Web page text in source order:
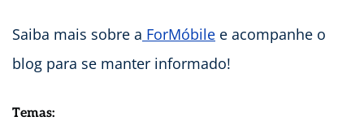
Saiba mais sobre a ForMóbile e acompanhe o
blog para se manter informado!
Temas: